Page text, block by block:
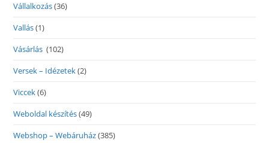
Vállalkozás(36)
Vallás(1)
Vásárlás (102)
Versek – Idézetek(2)
Viccek(6)
Weboldal készítés(49)
Webshop – Webáruház(385)